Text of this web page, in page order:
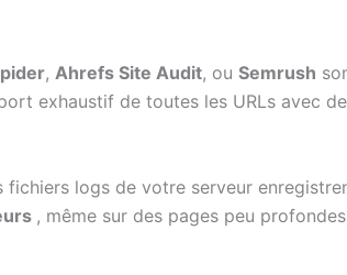
, Ahrefs Site Audit, ou Semrush
exhaustif de toutes les URLs avec
logs de votre serveur
, même sur des pages peu